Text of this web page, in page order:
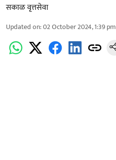
सकाळ वृत्तसेवा
Updated on:02 October 2024, 1:39 pm